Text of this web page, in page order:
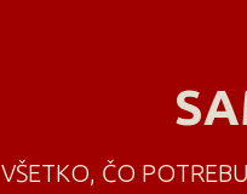
VŠETKO, ČO